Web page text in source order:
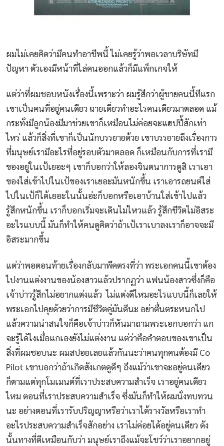
ผมไม่เคยคิดว่ามีคนทำอาชีพนี้ ไม่เคยรู้ว่าพอเวลาบริษัทมี
ปัญหา ตัวเองมีหน้าที่ไล่คนออกแล้วก็มีแพ็กเกจให้
แต่ว่าที่ผมชอบหนังเรื่องนี้เพราะว่า ผมรู้สึกว่าผู้ชายคนนี้ทีแรก
เขาเป็นคนที่อยู่คนเดียว ฉายเดี่ยวทำอะไรคนเดียวมาตลอด แม้
กระทั่งมีลูกน้องมีมาช่วยเขาก็เหมือนไม่ค่อยจะแฮปปี้สักเท่า
ไหร่ แล้วก็สิ่งที่เขาก็เป็นนักบรรยายด้วย เขาบรรยายถึงเรื่องการ
ที่มนุษย์เรามีอะไรที่อยู่รอบตัวมาตลอด ก็เหมือนกับการที่เรามี
ของอยู่ในเป้เยอะๆ เขาก็บอกว่าให้ลองจินตนาการดูสิ เราเอา
ของใส่เข้าไปในเป้ของเราเยอะมันหนักขึ้น เราเอารถยนต์ใส่
ไปในเป้ก็ได้เยอะในนั้นอ่ะก็บอกหรือเอาบ้านใส่เข้าไปแล้ว
รู้สึกหนักขึ้น เราก็บอกเริ่มจะเดินไม่ไหวแล้ว รู้สึกชีวิตไม่อิสระ
อะไรแบบนี้ มันก็ทำให้คนดูคิดว่าถ้าเป้เราเบาลงเราก็อาจจะมี
อิสระมากขึ้น
แต่ว่าพอตอนท้ายเรื่องกลับมาพีคตรงที่ว่า พระเอกคนนี้เขาต้อง
ไปงานแต่งงานของน้องสาวแล้วปรากฏว่า แฟนน้องสาวซึ่งก็คือ
เจ้าบ่าวรู้สึกไม่อยากแต่งแล้ว ไม่แต่งดีไหมอะไรแบบนี้ก็เลยให้
พระเอกไปคุยด้วยว่าการมีชีวิตคู่มันดีนะ อย่าตื่นตระหนกไป
แล้วความน่าสนใจก็คือเจ้าบ่าวก็หันมาถามพระเอกบอกว่า แก
จะรู้ได้ไงเมื่อแกเองยังไม่แต่งงาน แต่ว่าคือคำตอบของเขาเป็น
สิ่งที่ผมชอบนะ ผมสปอยเลยแล้วกันนะว่าคนทุกคนต้องมี Co
Pilot เขาบอกว่าถ้าเกิดสังเกตดูดีๆ ถึงแม้ว่าเขาจะอยู่คนเดียว
ก็ตามแต่ทุกโมเมนต์ที่เราประสบความสำเร็จ เราอยู่คนเดียว
ไหม ตอนที่เราประสบความสำเร็จ ซึ่งมันก็ทำให้ผมนั่งทบทวน
นะ อย่างตอนที่เรารับปริญญาหรือว่าเราได้รางวัลหรือเราทำ
อะไรประสบความสำเร็จสักอย่าง เราไม่ค่อยได้อยู่คนเดียว ดัง
นั้นทางที่ดีเหมือนกับว่า มนุษย์เราถึงแม้จะโชว์ว่าเราอยากอยู่